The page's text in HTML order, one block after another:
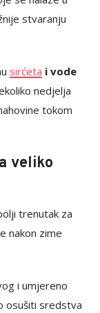
stvaranju
sirćeta i vode
nedjelja
tokom
veliko
trenutak za
nakon zime
i umjereno
osušiti sredstva